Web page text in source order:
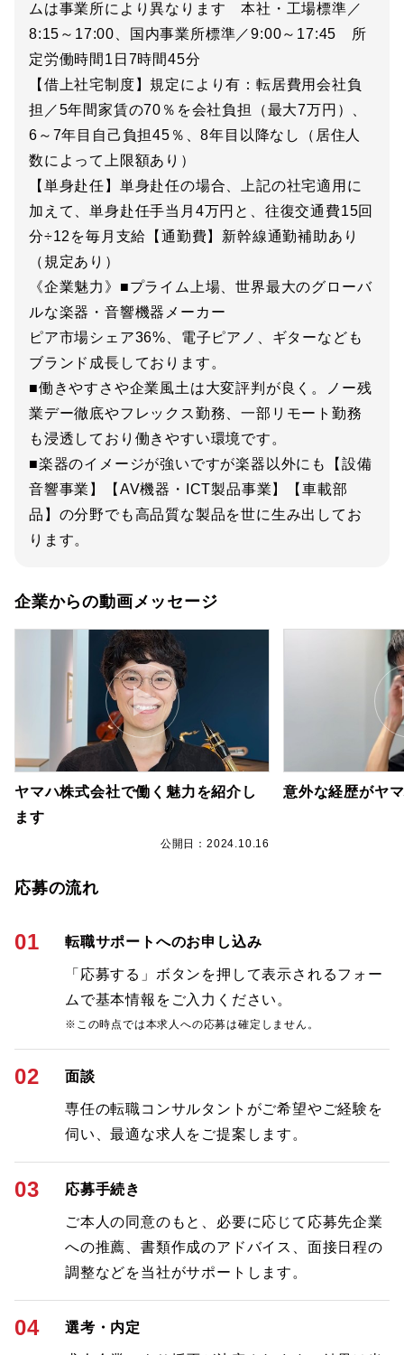
ムは事業所により異なります 本社・工場標準／
8:15～17:00、国内事業所標準／9:00～17:45 所
定労働時間1日7時間45分
【借上社宅制度】規定により有：転居費用会社負
担／5年間家賃の70％を会社負担（最大7万円）、
6～7年目自己負担45％、8年目以降なし（居住人
数によって上限額あり）
【単身赴任】単身赴任の場合、上記の社宅適用に
加えて、単身赴任手当月4万円と、往復交通費15回
分÷12を毎月支給【通勤費】新幹線通勤補助あり
（規定あり）
《企業魅力》■プライム上場、世界最大のグローバ
ルな楽器・音響機器メーカー
ピア市場シェア36%、電子ピアノ、ギターなども
ブランド成長しております。
■働きやすさや企業風土は大変評判が良く。ノー残
業デー徹底やフレックス勤務、一部リモート勤務
も浸透しており働きやすい環境です。
■楽器のイメージが強いですが楽器以外にも【設備
音響事業】【AV機器・ICT製品事業】【車載部
品】の分野でも高品質な製品を世に生み出してお
ります。
企業からの動画メッセージ
ヤマハ株式会社で働く魅力を紹介し
ます
公開日：2024.10.16
意外な経歴がヤ
応募の流れ
01 転職サポートへのお申し込み
「応募する」ボタンを押して表示されるフォー
ムで基本情報をご入力ください。
※この時点では本求人への応募は確定しません。
02 面談
専任の転職コンサルタントがご希望やご経験を
伺い、最適な求人をご提案します。
03 応募手続き
ご本人の同意のもと、必要に応じて応募先企業
への推薦、書類作成のアドバイス、面接日程の
調整などを当社がサポートします。
04 選考・内定